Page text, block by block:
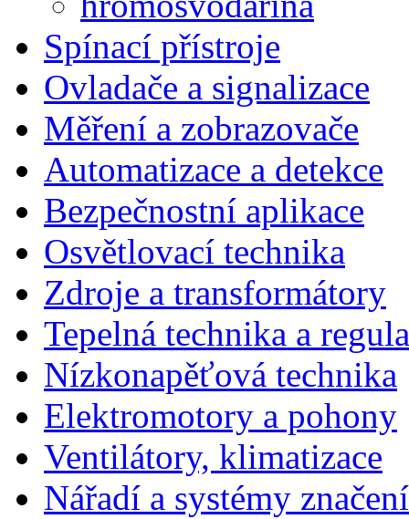
Spínací přístroje
Ovladače a signalizace
Měření a zobrazovače
Automatizace a detekce
Bezpečnostní aplikace
Osvětlovací technika
Zdroje a transformátory
Tepelná technika a
Nízkonapěťová technika
Elektromotory a pohony
Ventilátory, klimatizace
Nářadí a systémy značení